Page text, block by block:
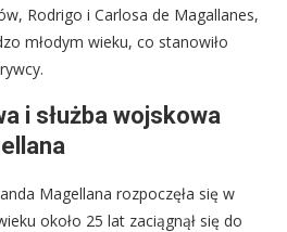
Rodrigo i Carlosa de Magallanes,
młodym wieku, co stanowiło
i służba wojskowa
Magellana rozpoczęła się w
około 25 lat zaciągnął się do